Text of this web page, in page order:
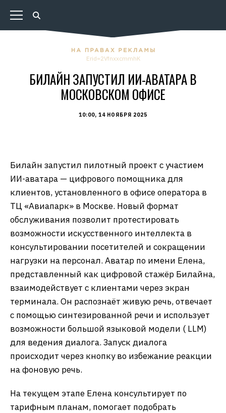
Erid=2VfnxxcmmhK
БИЛАЙН ЗАПУСТИЛ ИИ-АВАТАРА В
МОСКОВСКОМ ОФИСЕ
10:00, 14 НОЯБРЯ 2025
Билайн запустил пилотный проект с участием
ИИ-аватара — цифрового помощника для
клиентов, установленного в офисе оператора в
ТЦ «Авиапарк» в Москве. Новый формат
обслуживания позволит протестировать
возможности искусственного интеллекта в
консультировании посетителей и сокращении
нагрузки на персонал. Аватар по имени Елена,
представленный как цифровой стажёр Билайна,
взаимодействует с клиентами через экран
терминала. Он распознаёт живую речь, отвечает
с помощью синтезированной речи и использует
возможности большой языковой модели ( LLM)
для ведения диалога. Запуск диалога
происходит через кнопку во избежание реакции
на фоновую речь.
На текущем этапе Елена консультирует по
тарифным планам, помогает подобрать